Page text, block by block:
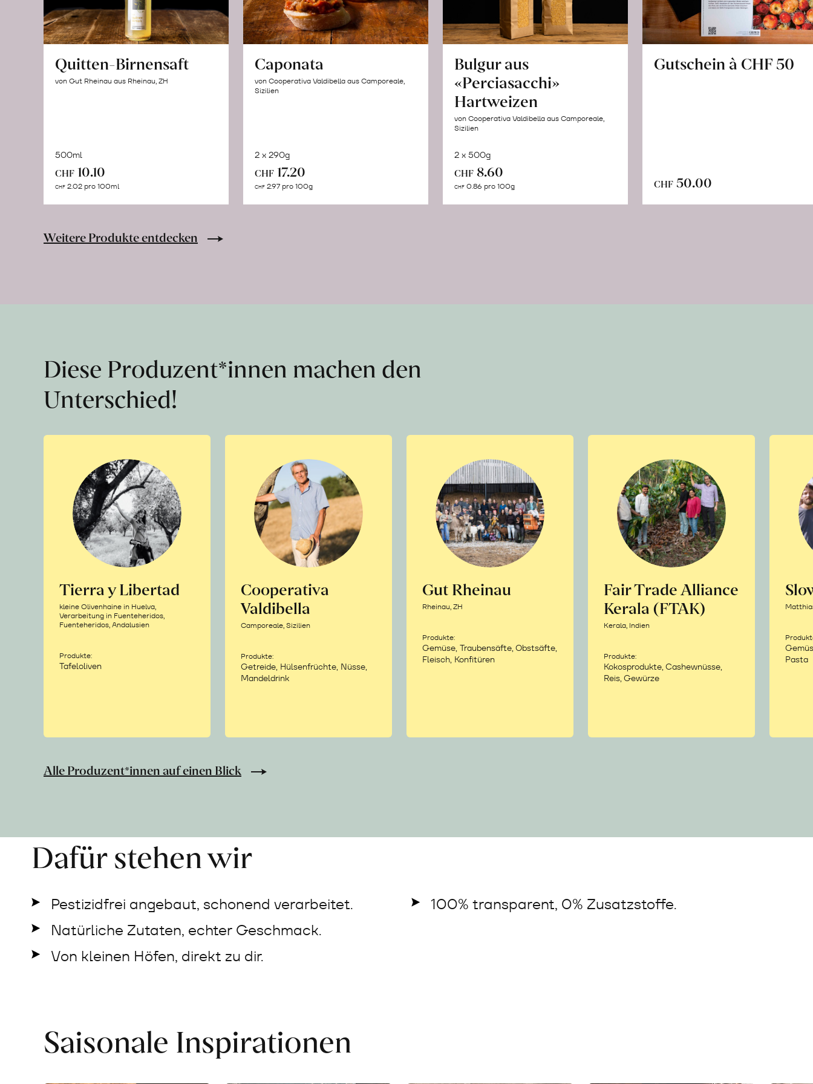
Quitten-Birnensaft
von Gut Rheinau aus Rheinau, ZH
500ml
CHF 10.10
CHF 2.02 pro 100ml
Caponata
von Cooperativa Valdibella aus Camporeale,
Sizilien
2 x 290g
CHF 17.20
CHF 2.97 pro 100g
Bulgur aus
«Perciasacchi»
Hartweizen
von Cooperativa Valdibella aus Camporeale,
Sizilien
2 x 500g
CHF 8.60
CHF 0.86 pro 100g
Gutschein à CHF 50
CHF 50.00
Warenkorb
Weitere Produkte entdecken
Diese Produzent*innen machen den
Unterschied!
Tierra y Libertad
kleine Olivenhaine in Huelva,
Verarbeitung in Fuenteheridos,
Fuenteheridos, Andalusien
Produkte:
Tafeloliven
Cooperativa
Valdibella
Camporeale, Sizilien
Produkte:
Getreide, Hülsenfrüchte, Nüsse,
Mandeldrink
Gut Rheinau
Rheinau, ZH
Produkte:
Gemüse, Traubensäfte, Obstsäfte,
Fleisch, Konfitüren
Fair Trade Alliance
Kerala (FTAK)
Kerala, Indien
Produkte:
Kokosprodukte, Cashewnüsse,
Reis, Gewürze
Pasta
Alle Produzent*innen auf einen Blick
Dafür stehen wir
Pestizidfrei angebaut, schonend verarbeitet.
Natürliche Zutaten, echter Geschmack.
Von kleinen Höfen, direkt zu dir.
100% transparent, 0% Zusatzstoffe.
Saisonale Inspirationen